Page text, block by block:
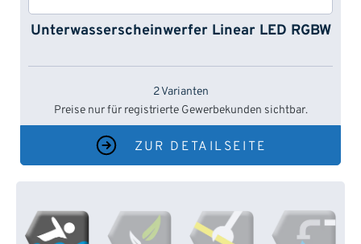
Unterwasserscheinwerfer Linear LED RGBW
2 Varianten
Preise nur für registrierte Gewerbekunden sichtbar.
ZUR DETAILSEITE